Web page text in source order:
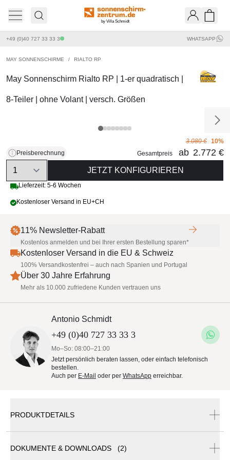
by Villa Schmidt
+49 (0)40 727 33 33 3 WHATSAPP
MAY SONNENSCHIRME / RIALTO RP
May Sonnenschirm Rialto RP | 1-er quadratisch |
8-Teiler | ohne Volant | versch. Größen
Preisberechnung
3.080 € 10%
Gesamtpreis
ab 2.772 €
Quantity
JETZT KONFIGURIEREN
Lieferzeit: 5-6 Wochen
Kostenloser Versand in EU+CH
11% Newsletter-Rabatt
Kostenlos anmelden und bei Ihrer ersten Bestellung sparen*
Kostenloser Versand in die EU & Schweiz
100% Versandkostenfrei – auch nach Spanien und Portugal
Über 30 Jahre Erfahrung
Mehr als 10.000 zufriedene Kunden vertrauen uns
Antonio Schmidt
+49 (0)40 727 33 33 3
Mo–So: 08:00–21:00
Jetzt persönlich beraten lassen, oder einfach telefonisch
bestellen.
Auch per E-Mail oder per WhatsApp erreichbar.
PRODUKTDETAILS
DOKUMENTE & DOWNLOADS (2)